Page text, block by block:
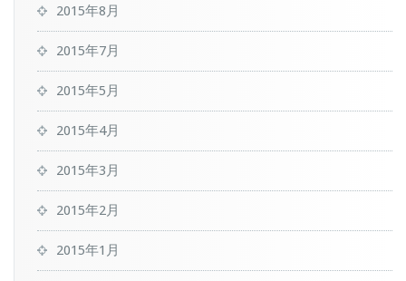
2015年8月
2015年7月
2015年5月
2015年4月
2015年3月
2015年2月
2015年1月